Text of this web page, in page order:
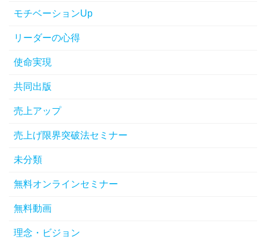
モチベーションUp
リーダーの心得
使命実現
共同出版
売上アップ
売上げ限界突破法セミナー
未分類
無料オンラインセミナー
無料動画
理念・ビジョン